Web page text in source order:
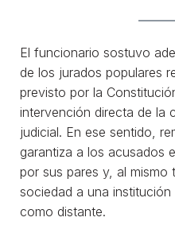
El funcionario sostuvo
de los jurados populares
previsto por la
intervención directa de la
judicial. En ese sentido,
garantiza a los acusados
por sus pares y, al mismo
sociedad a una
como distante.